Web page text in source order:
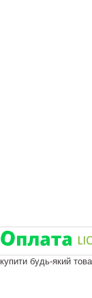
будь-який